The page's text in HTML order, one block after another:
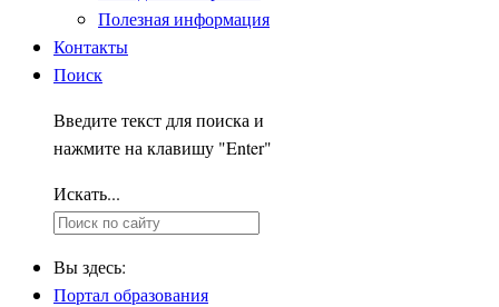
Полезная информация
Контакты
Поиск
Введите текст для поиска и
нажмите на клавишу "Enter"
Искать...
Вы здесь:
Портал образования